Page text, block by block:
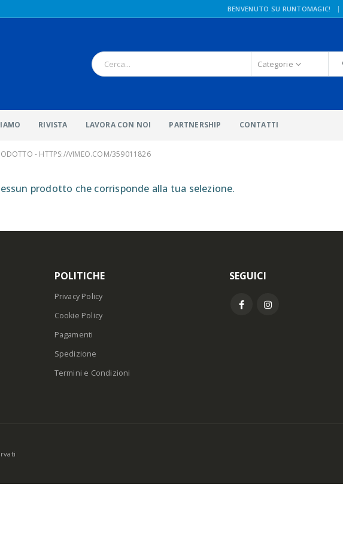
BENVENUTO SU RUNTOMAGIC! |
Categorie
RIVISTA LAVORA CON NOI PARTNERSHIP CONTATTI
- HTTPS://VIMEO.COM/359011826
prodotto che corrisponde alla tua selezione.
POLITICHE
Privacy Policy
Cookie Policy
Pagamenti
Spedizione
Termini e Condizioni
SEGUICI